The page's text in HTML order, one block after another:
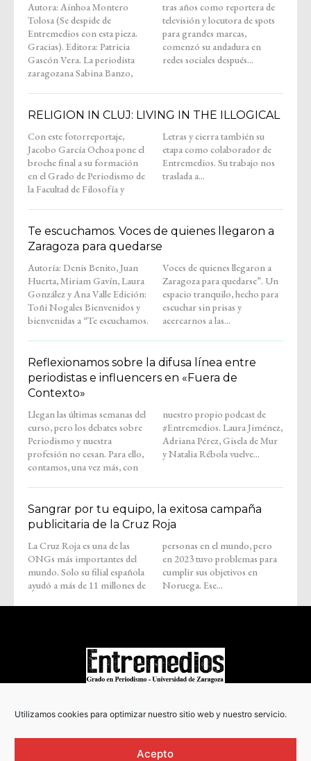
Utilizamos cookies para optimizar nuestro sitio web y nuestro servicio.
Acepto
Autora: Ainhoa Montero
Tolosa (Se despide de
Entremedios con esta pieza.
Gracias). Editora: Patricia
Gascón Vera. La periodista
zaragozana Sabina Banzo,
tras años como reportera de
televisión y locutora de spots
para grandes marcas,
comenzó su andadura en
redes sociales después...
RELIGION IN CLUJ: LIVING IN THE ILLOGICAL
Con este fotorreportaje,
Jacobo García Ochoa pone el
broche final a su formación
en el Grado de Periodismo de
la Facultad de Filosofía y
Letras y cierra también su
etapa como colaborador de
Entremedios. Su trabajo nos
traslada a...
Te escuchamos. Voces de quienes llegaron a
Zaragoza para quedarse
Autoría: Denis Benito, Juan
Huerta, Miriam Gavín, Laura
González y Ana Valle Edición:
Toñi Nogales Bienvenidos y
bienvenidas a “Te escuchamos.
Voces de quienes llegaron a
Zaragoza para quedarse”. Un
espacio tranquilo, hecho para
escuchar sin prisas y
acercarnos a las...
Reflexionamos sobre la difusa línea entre
periodistas e influencers en «Fuera de
Contexto»
Llegan las últimas semanas del
curso, pero los debates sobre
Periodismo y nuestra
profesión no cesan. Para ello,
contamos, una vez más, con
nuestro propio podcast de
#Entremedios. Laura Jiménez,
Adriana Pérez, Gisela de Mur
y Natalia Rébola vuelve...
Sangrar por tu equipo, la exitosa campaña
publicitaria de la Cruz Roja
La Cruz Roja es una de las
ONGs más importantes del
mundo. Solo su filial española
ayudó a más de 11 millones de
personas en el mundo, pero
en 2023 tuvo problemas para
cumplir sus objetivos en
Noruega. Ese...